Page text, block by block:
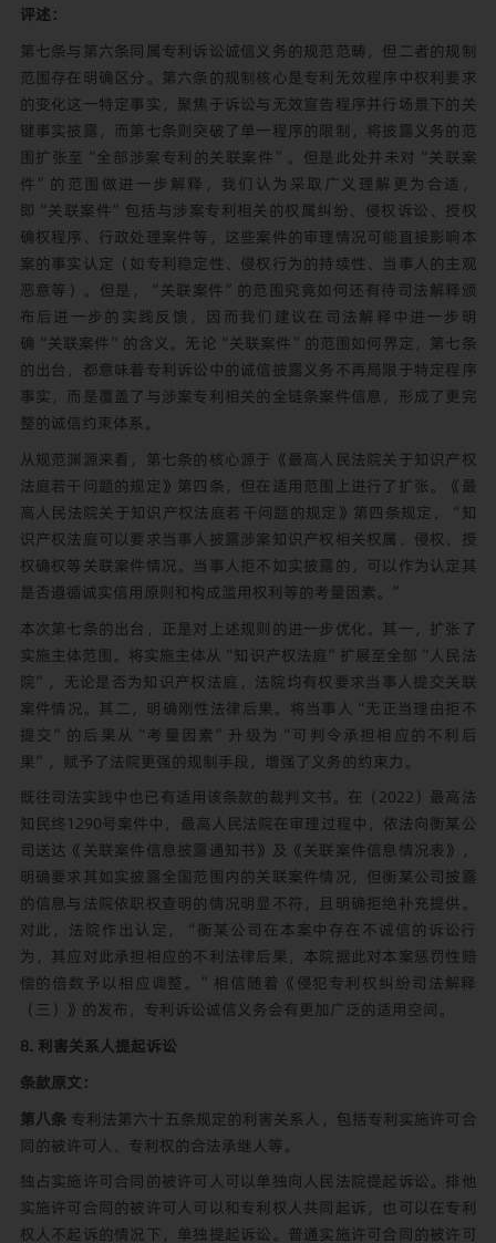
评述：
第七条与第六条同属专利诉讼诚信义务的规范范畴，但二者的规制
范围存在明确区分。第六条的规制核心是专利无效程序中权利要求
的变化这一特定事实，聚焦于诉讼与无效宣告程序并行场景下的关
键事实披露，而第七条则突破了单一程序的限制，将披露义务的范
围扩张至“全部涉案专利的关联案件”。但是此处并未对“关联案
件”的范围做进一步解释，我们认为采取广义理解更为合适，
即“关联案件”包括与涉案专利相关的权属纠纷、侵权诉讼、授权
确权程序、行政处理案件等，这些案件的审理情况可能直接影响本
案的事实认定（如专利稳定性、侵权行为的持续性、当事人的主观
恶意等）。但是，“关联案件”的范围究竟如何还有待司法解释颁
布后进一步的实践反馈，因而我们建议在司法解释中进一步明
确“关联案件”的含义。无论“关联案件”的范围如何界定，第七条
的出台，都意味着专利诉讼中的诚信披露义务不再局限于特定程序
事实，而是覆盖了与涉案专利相关的全链条案件信息，形成了更完
整的诚信约束体系。
从规范渊源来看，第七条的核心源于《最高人民法院关于知识产权
法庭若干问题的规定》第四条，但在适用范围上进行了扩张。《最
高人民法院关于知识产权法庭若干问题的规定》第四条规定，“知
识产权法庭可以要求当事人披露涉案知识产权相关权属、侵权、授
权确权等关联案件情况。当事人拒不如实披露的，可以作为认定其
是否遵循诚实信用原则和构成滥用权利等的考量因素。”
本次第七条的出台，正是对上述规则的进一步优化。其一，扩张了
实施主体范围。将实施主体从“知识产权法庭”扩展至全部“人民法
院”，无论是否为知识产权法庭，法院均有权要求当事人提交关联
案件情况。其二，明确刚性法律后果。将当事人“无正当理由拒不
提交”的后果从“考量因素”升级为“可判令承担相应的不利后
果”，赋予了法院更强的规制手段，增强了义务的约束力。
既往司法实践中也已有适用该条款的裁判文书。在（2022）最高法
知民终1290号案件中，最高人民法院在审理过程中，依法向衡某公
司送达《关联案件信息披露通知书》及《关联案件信息情况表》，
明确要求其如实披露全国范围内的关联案件情况，但衡某公司披露
的信息与法院依职权查明的情况明显不符，且明确拒绝补充提供。
对此，法院作出认定，“衡某公司在本案中存在不诚信的诉讼行
为，其应对此承担相应的不利法律后果，本院据此对本案惩罚性赔
偿的倍数予以相应调整。”相信随着《侵犯专利权纠纷司法解释
（三）》的发布，专利诉讼诚信义务会有更加广泛的适用空间。
8. 利害关系人提起诉讼
条款原文：
第八条专利法第六十五条规定的利害关系人，包括专利实施许可合
同的被许可人、专利权的合法承继人等。
独占实施许可合同的被许可人可以单独向人民法院提起诉讼。排他
实施许可合同的被许可人可以和专利权人共同起诉，也可以在专利
权人不起诉的情况下，单独提起诉讼。普通实施许可合同的被许可